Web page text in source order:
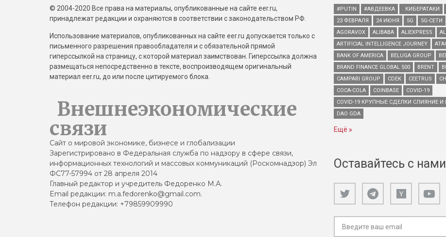
© 2004-2020 Все права на материалы, опубликованные на сайте eer.ru,
принадлежат редакции и охраняются в соответствии с законодательством РФ.
Использование материалов, опубликованных на сайте eer.ru допускается только с
письменного разрешения правообладателя и с обязательной прямой
гиперссылкой на страницу, с которой материал заимствован. Гиперссылка должна
размещаться непосредственно в тексте, воспроизводящем оригинальный
материал eer.ru, до или после цитируемого блока.
Внешнеэкономические
связи
Сайт о мировой экономике, бизнесе и глобализации
Зарегистрировано в Федеральная служба по надзору в сфере связи,
информационных технологий и массовых коммуникаций (Роскомнадзор) Эл
ФС77-57994 от 28 апреля 2014
Главный редактор и учредитель Федоренко М.А.
Email редакции: m.a.fedorenko@gmail.com.
Телефон редакции: +79859909990
#PUTIN #АВДЕЕВКА . КИБЕРАТАКИ
23 ФЕВРАЛЯ
24 ИЮНЯ 5G 5G-СЕТИ
AGORAVOX
ALIBABA ALIEXPRESS
ARTIFICIAL INTELLIGENCE JOURNEY
BANK OF AMERICA
BELUGA GROUP
BRAND FINANCE GLOBAL 500
BRENT
CAMPARI GROUP
CDEK CEETRUS
COCA-COLA
COINBASE
COVID-19
COVID-19 КРУПНЫЕ СДЕЛКИ СЛИЯНИЕ
DAO GDA
Ещё
Оставайтесь с нами